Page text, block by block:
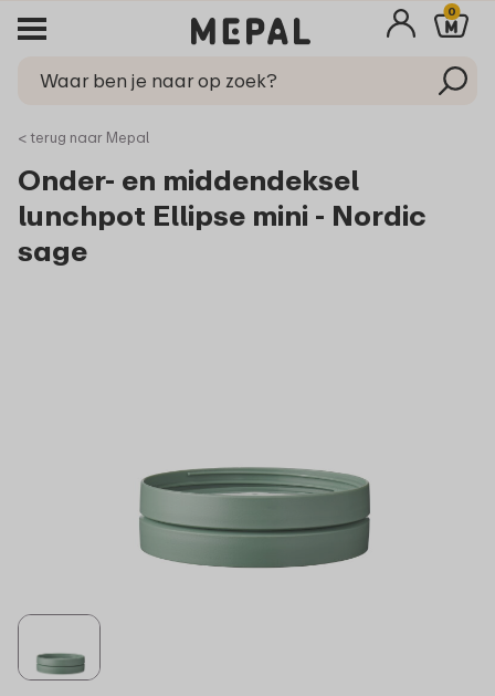
0
< terug naar Mepal
Onder- en middendeksel
lunchpot Ellipse mini - Nordic
sage